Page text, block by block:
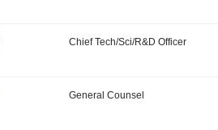
Chief Tech/Sci/R&D Officer
General Counsel